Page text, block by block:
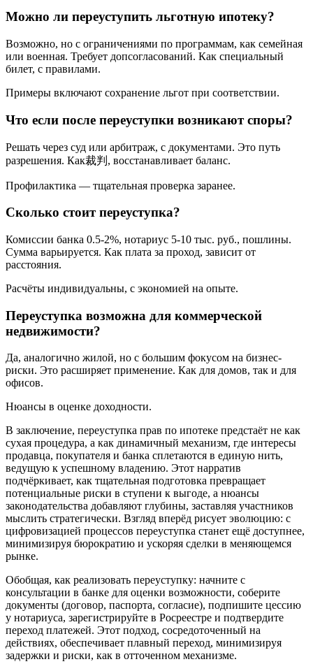
Можно ли переуступить льготную ипотеку?
Возможно, но с ограничениями по программам, как семейная
или военная. Требует допсогласований. Как специальный
билет, с правилами.
Примеры включают сохранение льгот при соответствии.
Что если после переуступки возникают споры?
Решать через суд или арбитраж, с документами. Это путь
разрешения. Как裁判, восстанавливает баланс.
Профилактика — тщательная проверка заранее.
Сколько стоит переуступка?
Комиссии банка 0.5-2%, нотариус 5-10 тыс. руб., пошлины.
Сумма варьируется. Как плата за проход, зависит от
расстояния.
Расчёты индивидуальны, с экономией на опыте.
Переуступка возможна для коммерческой
недвижимости?
Да, аналогично жилой, но с большим фокусом на бизнес-
риски. Это расширяет применение. Как для домов, так и для
офисов.
Нюансы в оценке доходности.
В заключение, переуступка прав по ипотеке предстаёт не как
сухая процедура, а как динамичный механизм, где интересы
продавца, покупателя и банка сплетаются в единую нить,
ведущую к успешному владению. Этот нарратив
подчёркивает, как тщательная подготовка превращает
потенциальные риски в ступени к выгоде, а нюансы
законодательства добавляют глубины, заставляя участников
мыслить стратегически. Взгляд вперёд рисует эволюцию: с
цифровизацией процессов переуступка станет ещё доступнее,
минимизируя бюрократию и ускоряя сделки в меняющемся
рынке.
Обобщая, как реализовать переуступку: начните с
консультации в банке для оценки возможности, соберите
документы (договор, паспорта, согласие), подпишите цессию
у нотариуса, зарегистрируйте в Росреестре и подтвердите
переход платежей. Этот подход, сосредоточенный на
действиях, обеспечивает плавный переход, минимизируя
задержки и риски, как в отточенном механизме.